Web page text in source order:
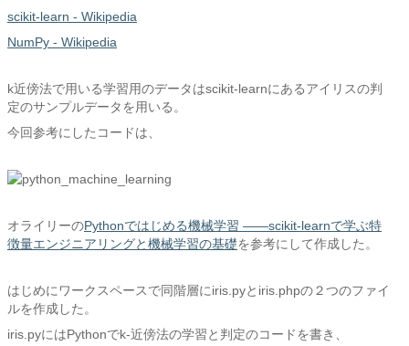
scikit-learn - Wikipedia
NumPy - Wikipedia
k近傍法で用いる学習用のデータはscikit-learnにあるアイリスの判
定のサンプルデータを用いる。
今回参考にしたコードは、
オライリーのPythonではじめる機械学習 ――scikit-learnで学ぶ特
徴量エンジニアリングと機械学習の基礎を参考にして作成した。
はじめにワークスペースで同階層にiris.pyとiris.phpの２つのファイ
ルを作成した。
iris.pyにはPythonでk-近傍法の学習と判定のコードを書き、